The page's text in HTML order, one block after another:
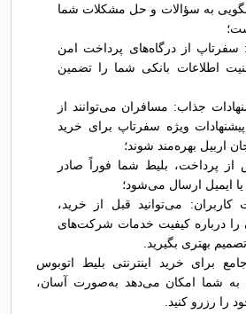
به سؤالات و حل مشکلات شما
سفرتاپ از درگاه‌های پرداخت امن
اطلاعات بانکی شما را تضمین
جذاب: مسافران می‌توانند از
ویژه سفرتاپ برای خرید
اربیل بهره‌مند شوند؛
پرداخت، بلیط شما فوراً صادر
ایمیل ارسال می‌شود؛
می‌توانید قبل از خرید،
را درباره کیفیت خدمات شرکت‌های
بهتری بگیرید.
برای خرید اینترنتی بلیط اتوبوس
به شما امکان می‌دهد به‌صورت آسان،
را رزرو کنید.